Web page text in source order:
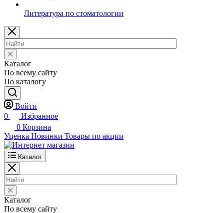
Литература по стоматологии
Каталог
По всему сайту
По каталогу
Войти
0
Избранное
0 Корзина
Уценка Новинки Товары по акции
Каталог
Каталог
По всему сайту